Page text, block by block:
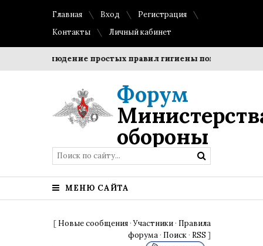
Главная Вход
Регистрация
Контакты
Личный кабинет
Соблюдение простых правил гигиены помогает
Форум
обороны
МЕНЮ САЙТА
[ Новые сообщения ·Участники · Правила
форума · Поиск · RSS ]